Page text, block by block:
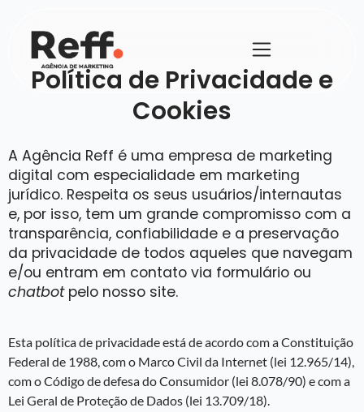
Política de Privacidade e
Cookies
A Agência Reff é uma empresa de marketing
digital com especialidade em marketing
jurídico. Respeita os seus usuários/internautas
e, por isso, tem um grande compromisso com a
transparência, confiabilidade e a preservação
da privacidade de todos aqueles que navegam
e/ou entram em contato via formulário ou
chatbotpelo nosso site.
Esta política de privacidade está de acordo com a Constituição
Federal de 1988, com o Marco Civil da Internet (lei 12.965/14),
com o Código de defesa do Consumidor (lei 8.078/90) e com a
Lei Geral de Proteção de Dados (lei 13.709/18).